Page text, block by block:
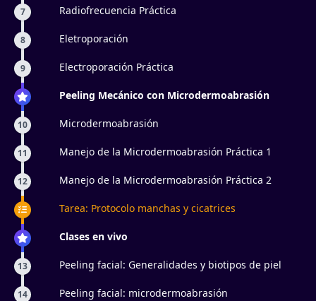
7 Radiofrecuencia Práctica
8 Eletroporación
9 Electroporación Práctica
Peeling Mecánico con Microdermoabrasión
10 Microdermoabrasión
11 Manejo de la Microdermoabrasión Práctica 1
12 Manejo de la Microdermoabrasión Práctica 2
Tarea: Protocolo manchas y cicatrices
Clases en vivo
13 Peeling facial: Generalidades y biotipos de piel
14 Peeling facial: microdermoabrasión